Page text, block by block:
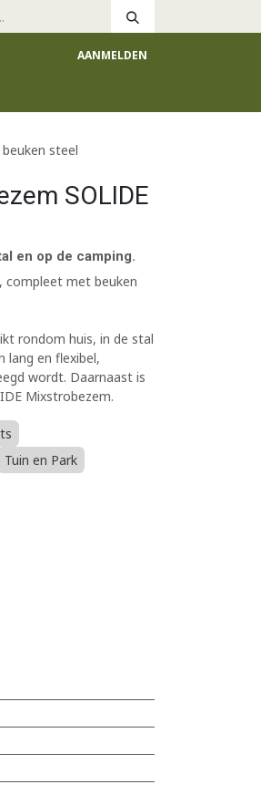
AANMELDEN
steel
SOLIDE
en op de camping.
compleet met beuken
rondom huis, in de stal
lang en flexibel,
wordt. Daarnaast is
Mixstrobezem.
Tuin en Park